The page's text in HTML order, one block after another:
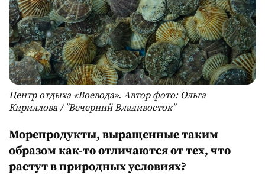
Центр отдыха «Воевода». Автор фото: Ольга
Кириллова / "Вечерний Владивосток"
Морепродукты, выращенные таким
образом как-то отличаются от тех, что
растут в природных условиях?